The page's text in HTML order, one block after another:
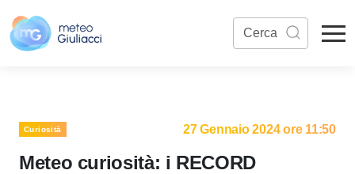
Curiosità 27 Gennaio 2024 ore 11:50
Meteo curiosità: i RECORD